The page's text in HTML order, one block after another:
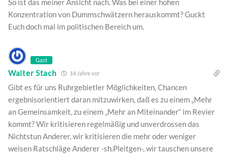
So ist das meiner Ansicht nach. Was bei einer hohen
Konzentration von Dummschwätzern herauskommt? Guckt
Euch doch mal im politischen Bereich um.
Gast
Walter Stach 14 Jahre vor
Gibt es für uns Ruhrgebietler Möglichkeiten, Chancen
ergebnisorientiert daran mitzuwirken, daß es zu einem „Mehr
an Gemeinsamkeit, zu einem „Mehr an Miteinander“ im Revier
kommt? Wir kritisieren regelmäßig und unverdrossen das
Nichtstun Anderer, wir kritisieren die mehr oder weniger
weisen Ratschläge Anderer -sh.Pleitgen-, wir tauschen unsere